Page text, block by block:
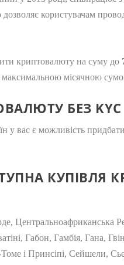
користувачам
криптовалюту на суму до
максимальною місячною
БЕЗ KYC
у вас є можливість
КУПІВЛЯ
Центральноафриканська
Габон, Гамбія, Гана,
і Принсіпі, Сейшели,